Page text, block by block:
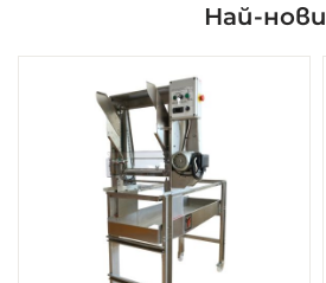
Най-нови